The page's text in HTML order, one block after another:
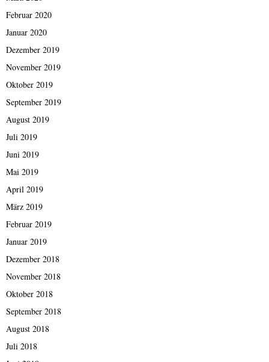
Februar 2020
Januar 2020
Dezember 2019
November 2019
Oktober 2019
September 2019
August 2019
Juli 2019
Juni 2019
Mai 2019
April 2019
März 2019
Februar 2019
Januar 2019
Dezember 2018
November 2018
Oktober 2018
September 2018
August 2018
Juli 2018